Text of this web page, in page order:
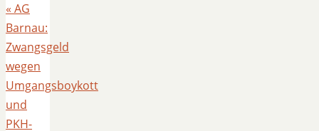
« AG
Barnau:
Zwangsgeld
wegen
Umgangsboykott
und
PKH-